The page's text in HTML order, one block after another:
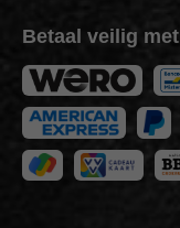
Betaal veilig met